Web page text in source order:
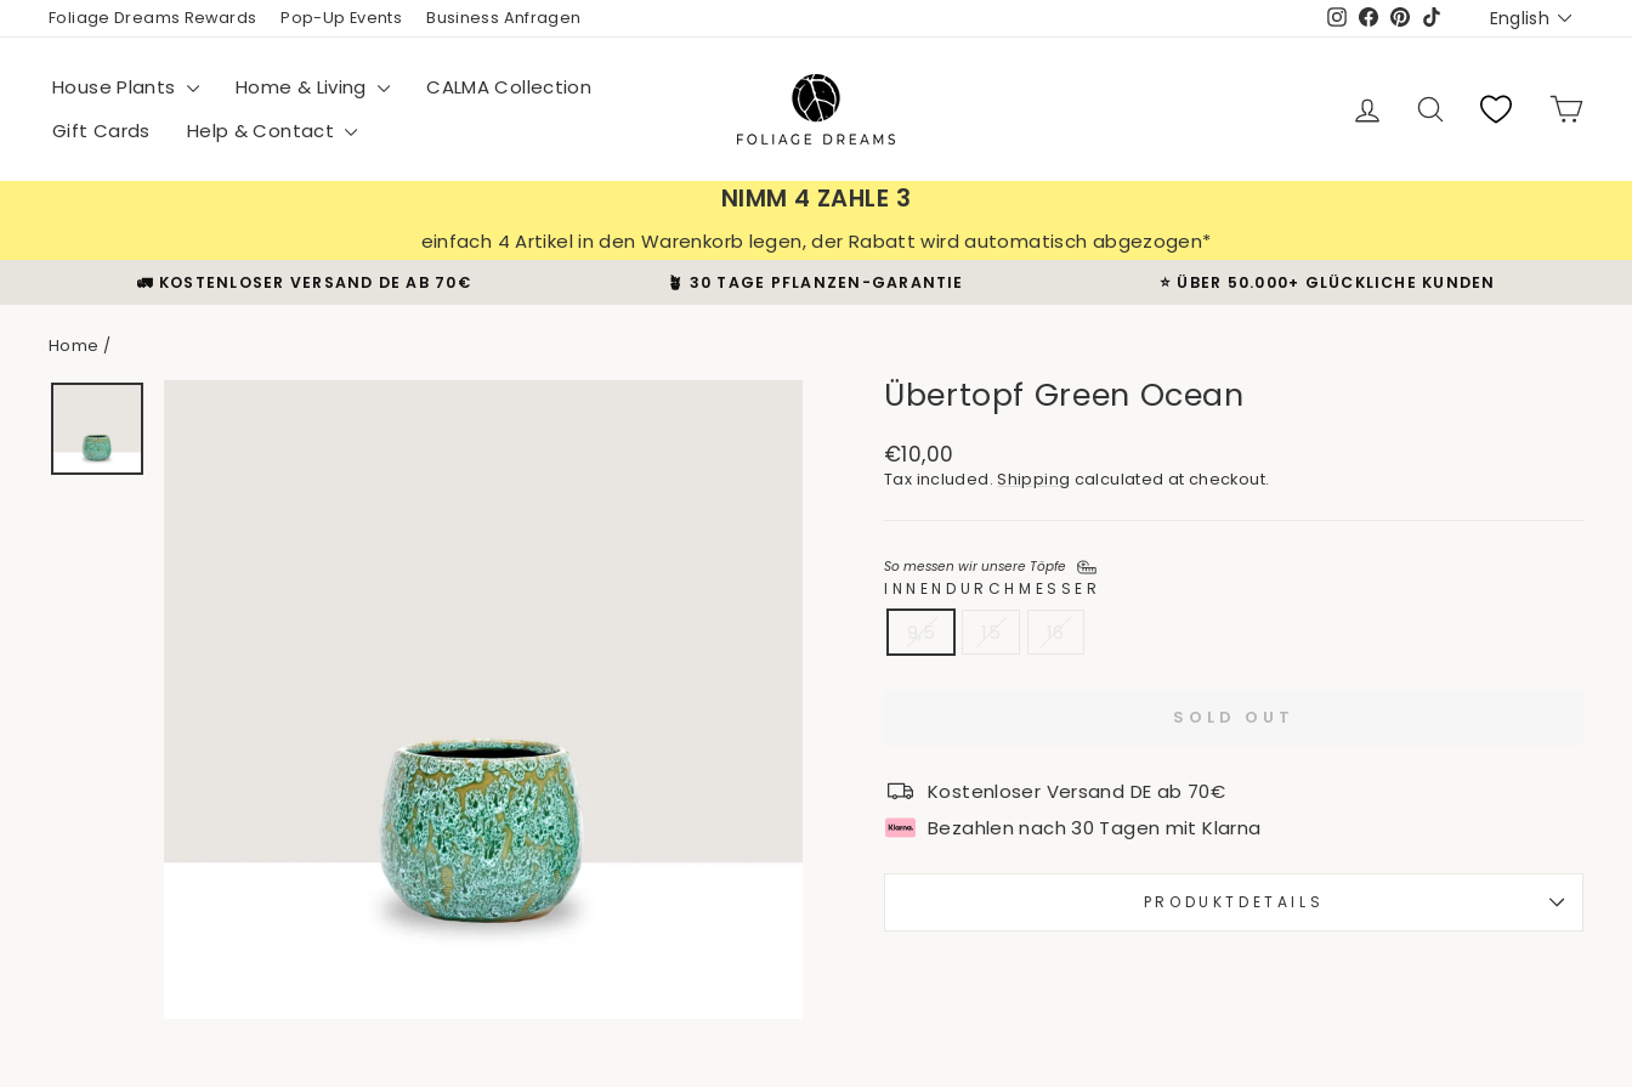
Foliage Dreams Rewards Pop-Up Events Business Anfragen Instagram
Facebook
Pinterest
TikTok English
House Plants Home & Living
CALMA Collection
Gift Cards
Help & Contact
Log in Search Cart
NIMM 4 ZAHLE 3
einfach 4 Artikel in den Warenkorb legen, der Rabatt wird automatisch abgezogen*
Pause
🚛 KOSTENLOSER VERSAND DE AB 70€ 🪴 30 TAGE PFLANZEN-GARANTIE ⭐️ ÜBER 50.000+ GLÜCKLICHE KUNDEN
Home /
Übertopf Green Ocean
Regular
price
€10,00
Tax included.Shipping calculated at checkout.
So messen wir unsere Töpfe
INNENDURCHMESSER
SOLD OUT
Kostenloser Versand DE ab 70€
Bezahlen nach 30 Tagen mit Klarna
PRODUKTDETAILS